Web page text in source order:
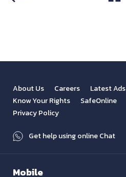
About Us Careers Latest Ads
Know Your Rights
SafeOnline
Privacy Policy
Get help using online Chat
Mobile